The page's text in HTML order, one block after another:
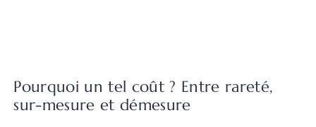
Pourquoi un tel coût ? Entre rareté,
sur-mesure et démesure